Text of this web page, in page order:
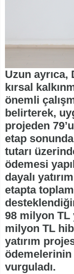
Uzun ayrıca,
kırsal
önemli
belirterek,
projeden
etap
tutarı
ödemesi
dayalı
etapta
98 milyon TL
milyon TL
yatırım
ödemelerinin
vurguladı.